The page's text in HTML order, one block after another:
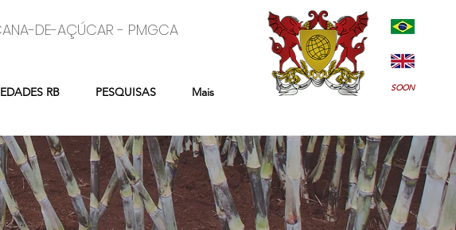
DE-AÇÚCAR - PMGCA
RB PESQUISAS Mais SOON